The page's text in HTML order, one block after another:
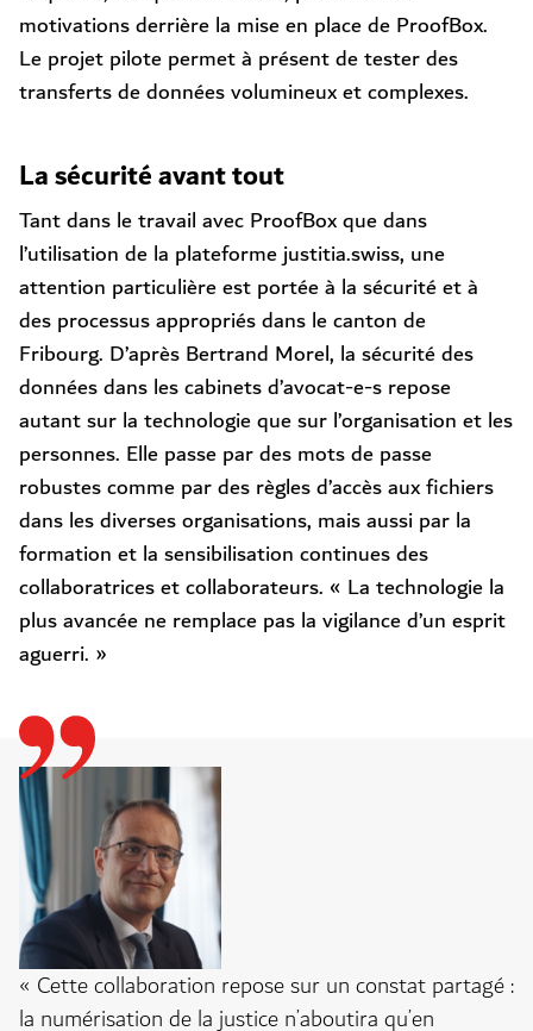
motivations derrière la mise en place de ProofBox.
Le projet pilote permet à présent de tester des
transferts de données volumineux et complexes.
La sécurité avant tout
Tant dans le travail avec ProofBox que dans
l’utilisation de la plateforme justitia.swiss, une
attention particulière est portée à la sécurité et à
des processus appropriés dans le canton de
Fribourg. D’après Bertrand Morel, la sécurité des
données dans les cabinets d’avocat-e-s repose
autant sur la technologie que sur l’organisation et les
personnes. Elle passe par des mots de passe
robustes comme par des règles d’accès aux fichiers
dans les diverses organisations, mais aussi par la
formation et la sensibilisation continues des
collaboratriceset collaborateurs. « La technologie la
plus avancée ne remplace pas la vigilance d’un esprit
aguerri. »
« Cette collaboration repose sur un constat partagé :
la numérisation de la justice n’aboutira qu’en